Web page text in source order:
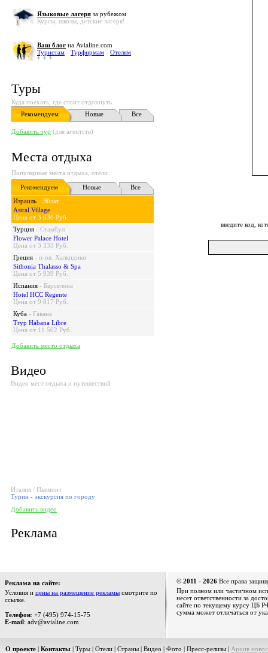
Языковые лагеря за рубежом
Курсы, школы, детские лагеря!
Ваш блог на Avialine.com
Туристам - Турфирмам - Отелям
Туры
Куда поехать, где стоит отдохнуть
Рекомендуем
Новые Все
Добавить тур (для агентств)
Места отдыха
Популярные места отдыха, отели
Рекомендуем
Новые
Все
Израиль - Эйлат
Astral Village
Цена от 3 636 Руб.
Турция - Стамбул
Flower Palace Hotel
Цена от 3 333 Руб.
Греция - п-ов. Халкидики
Sithonia Thalasso & Spa
Цена от 5 939 Руб.
Испания - Барселона
Hotel HCC Regente
Цена от 9 817 Руб.
Куба - Гавана
Tryp Habana Libre
Цена от 11 502 Руб.
Добавить место отдыха
Видео
Видео мест отдыха и путешествий
Италия / Пьемонт
Турин - экскурсия по городу
Добавить видео
Реклама
введите код,
Реклама на сайте:
Условия и цены на размещение рекламы смотрите по
ссылке.
Телефон: +7 (495) 974-15-75
E-mail: adv@avialine.com
© 2011 - 2026 Все права
При полном или частичном
несет ответственности за
сайте по текущему курсу ЦБ
сумма может отличаться от
О проекте | Контакты | Туры | Отели | Страны | Видео | Фото | Пресс-релизы | Архив